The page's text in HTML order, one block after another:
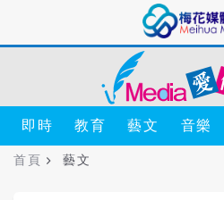
即時 教育 藝文 音樂
首頁 藝文